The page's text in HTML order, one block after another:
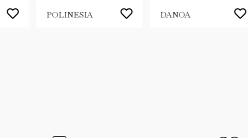
POLINESIA DANOA